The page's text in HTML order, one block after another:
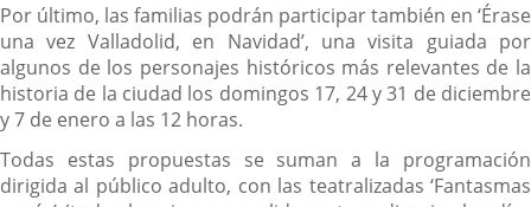
Por último, las familias podrán participar también en ‘Érase
una vez Valladolid, en Navidad’, una visita guiada por
algunos de los personajes históricos más relevantes de la
historia de la ciudad los domingos 17, 24 y 31 de diciembre
y 7 de enero a las 12 horas.
Todas estas propuestas se suman a la programación
dirigida al público adulto, con las teatralizadas ‘Fantasmas